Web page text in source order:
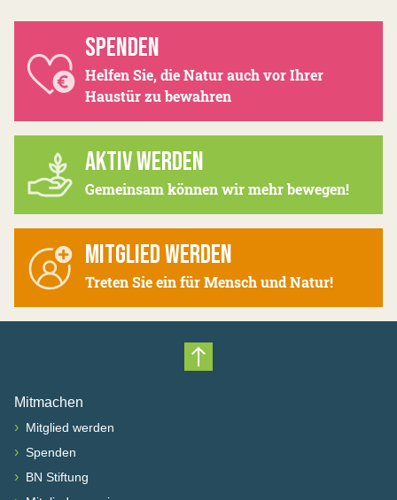
SPENDEN
Helfen Sie, die Natur auch vor Ihrer
Haustür zu bewahren
AKTIV WERDEN
Gemeinsam können wir mehr bewegen!
MITGLIED WERDEN
Treten Sie ein für Mensch und Natur!
Nach oben scrollen
Mitmachen
› Mitglied werden
› Spenden
› BN Stiftung